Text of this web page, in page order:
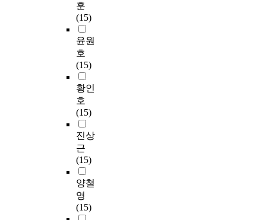
훈
(15)
윤원
호
(15)
황인
호
(15)
진상
근
(15)
양철
영
(15)